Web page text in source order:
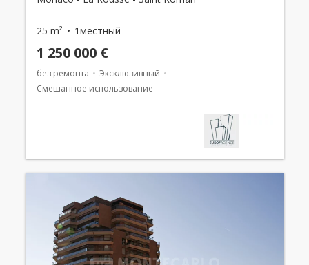
25 m² 1местный
1 250 000 €
без ремонта
Эксклюзивный
Смешанное использование